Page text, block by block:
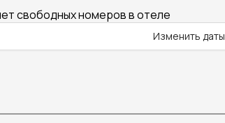
свободных номеров в отеле
Изменить даты